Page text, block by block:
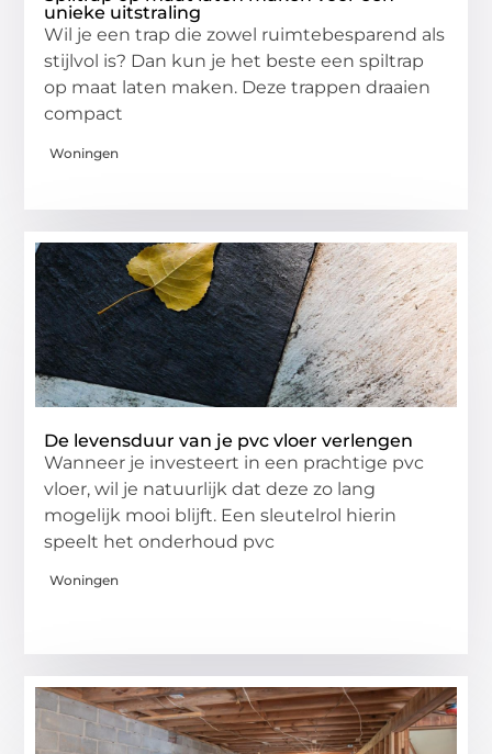
unieke uitstraling
Wil je een trap die zowel ruimtebesparend als
stijlvol is? Dan kun je het beste een spiltrap
op maat laten maken. Deze trappen draaien
compact
Woningen
De levensduur van je pvc vloer verlengen
Wanneer je investeert in een prachtige pvc
vloer, wil je natuurlijk dat deze zo lang
mogelijk mooi blijft. Een sleutelrol hierin
speelt het onderhoud pvc
Woningen